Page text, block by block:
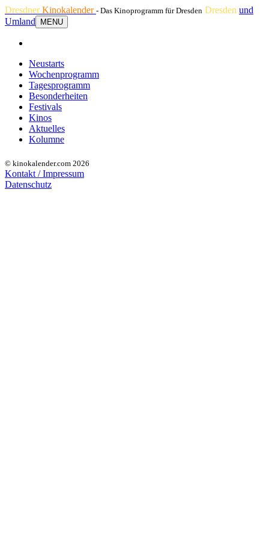
DresdnerKinokalender - Das Kinoprogramm für Dresden Dresden und
Umland
MENU
Neustarts
Wochenprogramm
Tagesprogramm
Besonderheiten
Festivals
Kinos
Aktuelles
Kolumne
© kinokalender.com 2026
Kontakt / Impressum
Datenschutz